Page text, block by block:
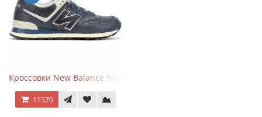
Кроссовки New Balance 574 Classic Blue White Leather
11570